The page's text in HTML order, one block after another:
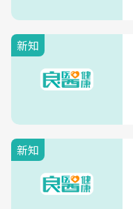
新知
新知